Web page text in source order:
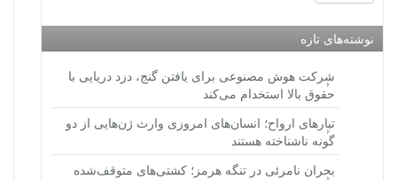
نوشته‌های تازه
شرکت هوش مصنوعی برای یافتن گنج، دزد دریایی با
حقوق بالا استخدام می‌کند
تبارهای ارواح؛ انسان‌های امروزی وارث ژن‌هایی از دو
گونه ناشناخته هستند
بحران نامرئی در تنگه هرمز؛ کشتی‌های متوقف‌شده